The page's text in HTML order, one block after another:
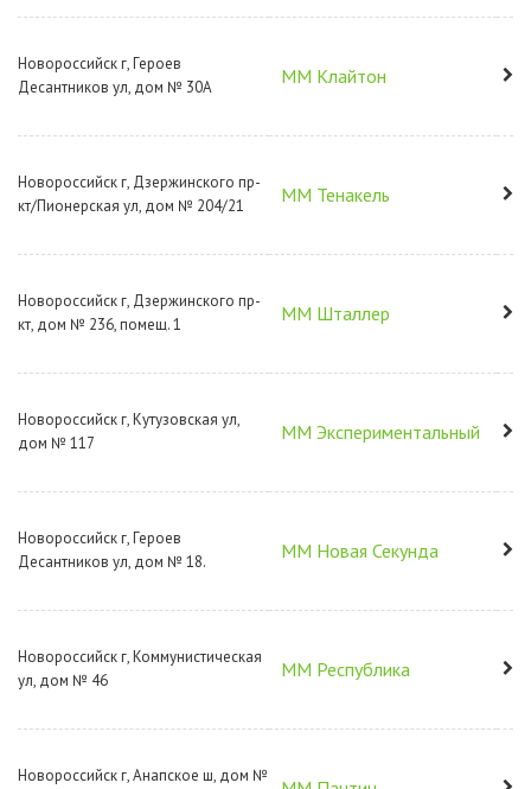
Новороссийск г, Героев
Десантников ул, дом № 30А
ММ Клайтон
Новороссийск г, Дзержинского пр-
кт/Пионерская ул, дом № 204/21
ММ Тенакель
Новороссийск г, Дзержинского пр-
кт, дом № 236, помещ. 1
ММ Шталлер
Новороссийск г, Кутузовская ул,
дом № 117
ММ Экспериментальный
Новороссийск г, Героев
Десантников ул, дом № 18.
ММ Новая Секунда
Новороссийск г, Коммунистическая
ул, дом № 46
ММ Республика
Новороссийск г, Анапское ш, дом №